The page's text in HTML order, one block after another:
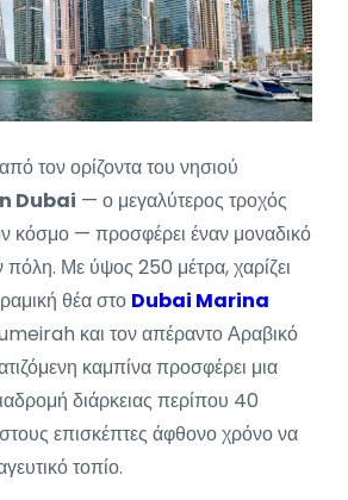
τον ορίζοντα του νησιού
Dubai — ο μεγαλύτερος τροχός
κόσμο — προσφέρει έναν μοναδικό
πόλη. Με ύψος 250 μέτρα, χαρίζει
θέα στο Dubai Marina
και τον απέραντο Αραβικό
καμπίνα προσφέρει μια
διάρκειας περίπου 40
επισκέπτες άφθονο χρόνο να
τοπίο.